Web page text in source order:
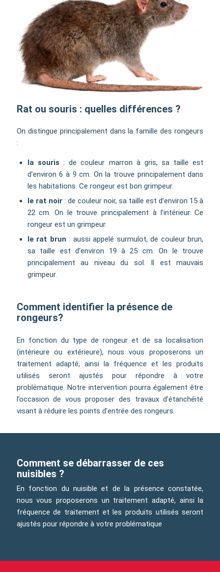
Rat ou souris : quelles différences ?
On distingue principalement dans la famille des rongeurs
:
la souris : de couleur marron à gris, sa taille est
d’environ 6 à 9 cm. On la trouve principalement dans
les habitations. Ce rongeur est bon grimpeur.
le rat noir: de couleur noir, sa taille est d’environ 15 à
22 cm. On le trouve principalement à l’intérieur. Ce
rongeur est un grimpeur.
le rat brun : aussi appelé surmulot, de couleur brun,
sa taille est d’environ 19 à 25 cm. On le trouve
principalement au niveau du sol. Il est mauvais
grimpeur.
Comment identifier la présence de
rongeurs?
En fonction du type de rongeur et de sa localisation
(intérieure ou extérieure), nous vous proposerons un
traitement adapté, ainsi la fréquence et les produits
utilisés seront ajustés pour répondre à votre
problématique. Notre intervention pourra également être
l’occasion de vous proposer des travaux d’étanchéité
visant à réduire les points d’entrée des rongeurs.
Comment se débarrasser de ces
nuisibles ?
En fonction du nuisible et de la présence constatée,
nous vous proposerons un traitement adapté, ainsi la
fréquence de traitement et les produits utilisés seront
ajustés pour répondre à votre problématique